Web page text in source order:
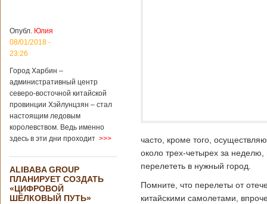
партнером
Германии
Как
свидетельствуют
были
обнародованы
Федеральным
статистическим
ведомством
Германии, в 2018
крупного торгового
партнера страны
остается за
Китаем, причем это
уже третий год
Опубл. Юлия
08/01/2018 -
23:26
Город Харбин –
административный центр
северо-восточной китайской
провинции Хэйлунцзян – стал
настоящим ледовым
королевством. Ведь именно
здесь в эти дни проходит >>>
ALIBABA GROUP
ПЛАНИРУЕТ СОЗДАТЬ
«ЦИФРОВОЙ
ШЁЛКОВЫЙ ПУТЬ»
часто, кроме того,
около трех-четырех за
перелететь в нужный город.
Помните, что перелеты от
китайскими самолетами,